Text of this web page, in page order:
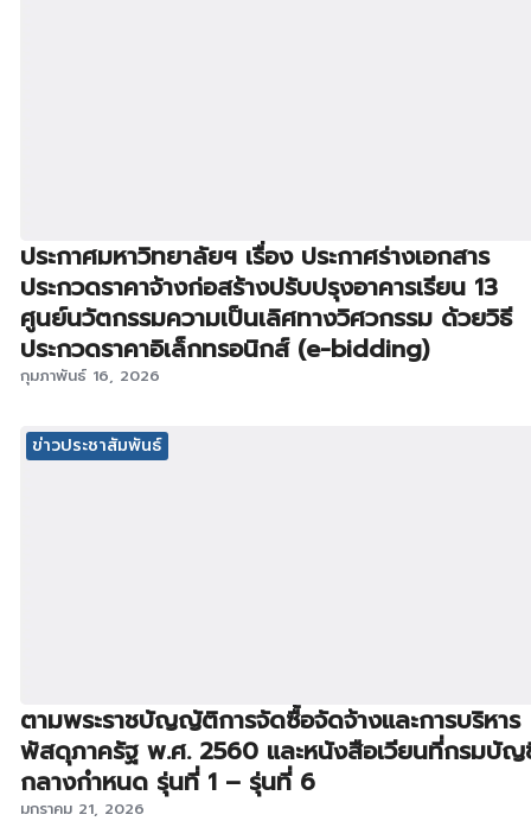
ประกาศมหาวิทยาลัยฯ เรื่อง ประกาศร่างเอกสาร
ประกวดราคาจ้างก่อสร้างปรับปรุงอาคารเรียน 13
ศูนย์นวัตกรรมความเป็นเลิศทางวิศวกรรม ด้วยวิธี
ประกวดราคาอิเล็กทรอนิกส์ (e-bidding)
กุมภาพันธ์ 16, 2026
ข่าวประชาสัมพันธ์
ตามพระราชบัญญัติการจัดซื้อจัดจ้างและการบริหาร
พัสดุภาครัฐ พ.ศ. 2560 และหนังสือเวียนที่กรมบัญ
กลางกำหนด รุ่นที่ 1 – รุ่นที่ 6
มกราคม 21, 2026